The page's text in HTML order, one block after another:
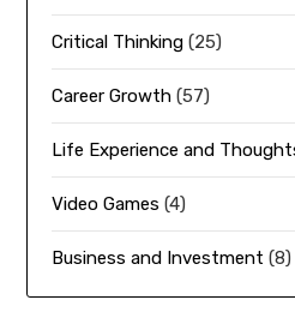
Critical Thinking (25)
Career Growth (57)
Life Experience and
Video Games (4)
Business and Investment (8)